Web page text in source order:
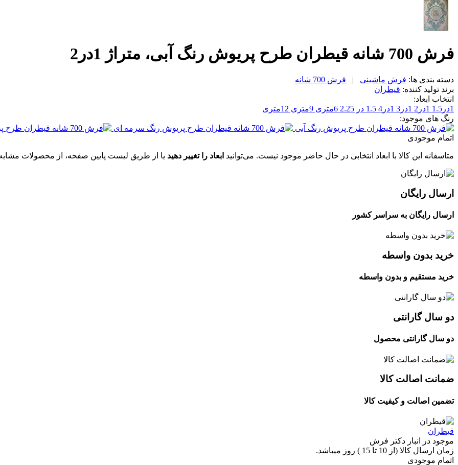
فرش 700 شانه قیطران طرح پریوش رنگ آبی، متراژ 1در2
دسته بندی ها: فرش ماشینی |
فرش 700 شانه
برند تولید کننده: قیطران
انتخاب ابعاد:
1در1.5
1در2 1در3 1در4 1.5 در 2.25 6متری 9متری
12متری
رنگ های موجود:
اتمام موجودی
متاسفانه این کالا با ابعاد انتخابی در حال حاضر موجود نیست. می‌توانید ابعاد را تغییر دهید یا از طریق لیست پایین صفحه، از محصولات مشابه
ارسال رایگان
ارسال رایگان به سراسر کشور
خرید بدون واسطه
خرید مستقیم و بدون واسطه
دو سال گارانتی
دو سال گارانتی محصول
ضمانت اصالت کالا
تضمین اصالت و کیفیت کالا
قیطران
موجود در انبار دکتر فرش
زمان ارسال کالا (از 10 تا 15 ) روز میباشد.
اتمام موجودی